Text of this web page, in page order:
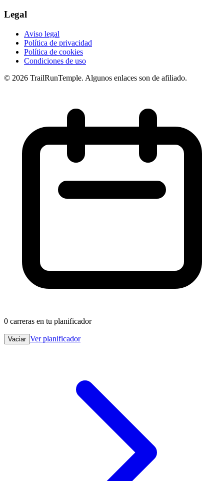
Legal
Aviso legal
Política de privacidad
Política de cookies
Condiciones de uso
© 2026 TrailRunTemple. Algunos enlaces son de afiliado.
0 carreras en tu planificador
Vaciar Ver planificador